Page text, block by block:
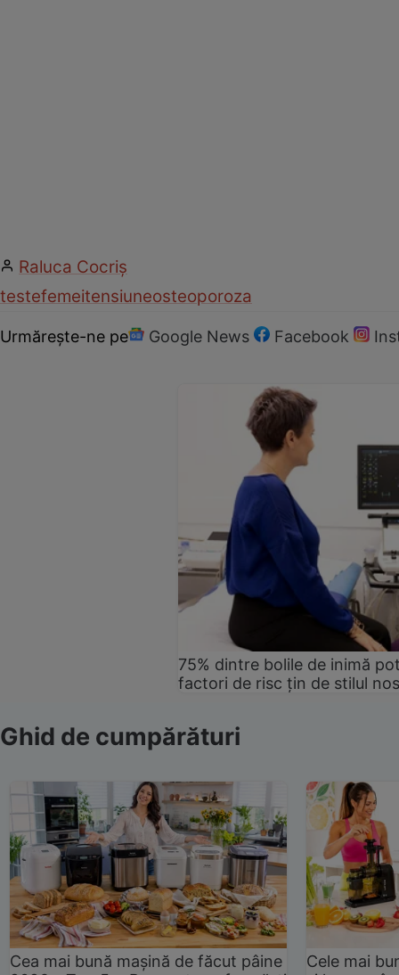
Raluca Cocriş
testefemeitensiuneosteoporoza
Urmărește-ne pe Google News Facebook
75% dintre bolile de inimă
factori de risc țin de stilul
Ghid de cumpărături
Cea mai bună mașină de făcut pâine
Cele mai